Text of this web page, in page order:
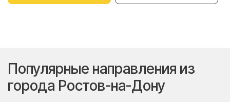
Популярные направления из
города Ростов-на-Дону